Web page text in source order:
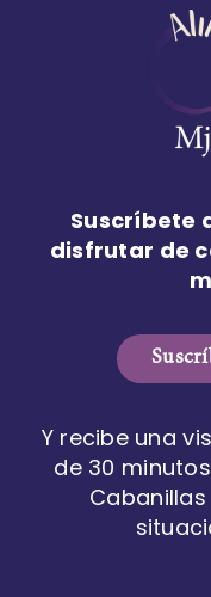
Suscríbete
disfrutar de
Y recibe una
de 30
Cabanillas